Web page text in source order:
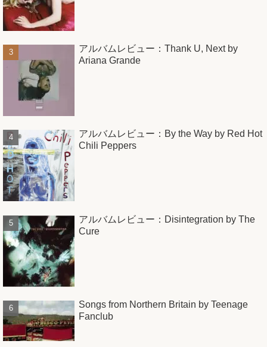
アルバムレビュー：Thank U, Next by
Ariana Grande
アルバムレビュー：By the Way by Red Hot
Chili Peppers
アルバムレビュー：Disintegration by The
Cure
Songs from Northern Britain by Teenage
Fanclub